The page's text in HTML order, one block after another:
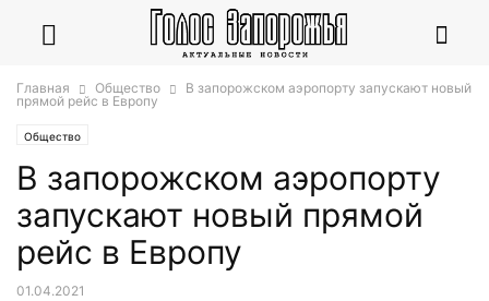
Главная Общество
В запорожском аэропорту запускают новый
прямой рейс в Европу
Общество
В запорожском аэропорту
запускают новый прямой
рейс в Европу
01.04.2021